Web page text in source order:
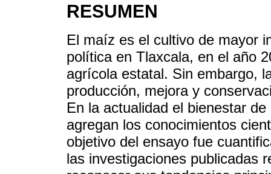
RESUMEN
El maíz es el cultivo de mayor
política en Tlaxcala, en el año
agrícola estatal. Sin embargo,
producción, mejora y
En la actualidad el bienestar
agregan los conocimientos
objetivo del ensayo fue
las investigaciones publicadas